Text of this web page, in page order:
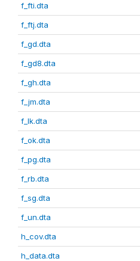
f_fti.dta
f_ftj.dta
f_gd.dta
f_gd8.dta
f_gh.dta
f_jm.dta
f_lk.dta
f_ok.dta
f_pg.dta
f_rb.dta
f_sg.dta
f_un.dta
h_cov.dta
h_data.dta